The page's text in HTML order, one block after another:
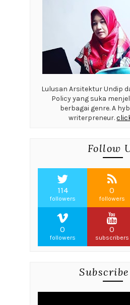
Lulusan Arsitektur Undip
Policy yang suka
berbagai genre. A
writerpreneur.
Follow
114
followers
0
followers
0
followers
0
subscribers